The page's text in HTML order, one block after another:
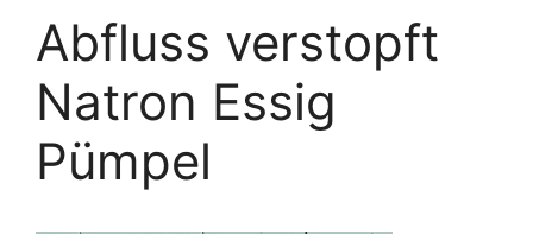
Abfluss verstopft
Natron Essig
Pümpel